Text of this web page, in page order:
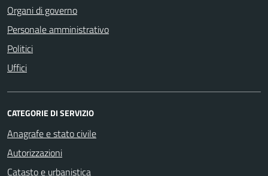
Organi di governo
Personale amministrativo
Politici
Uffici
CATEGORIE DI SERVIZIO
Anagrafe e stato civile
Autorizzazioni
Catasto e urbanistica